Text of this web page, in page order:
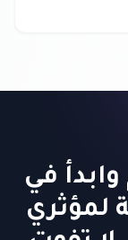
في
لمؤثري